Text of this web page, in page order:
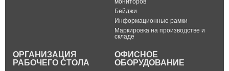
мониторов
Бейджи
Информационные рамки
Маркировка на производстве и
складе
ОРГАНИЗАЦИЯ
РАБОЧЕГО СТОЛА
ОФИСНОЕ
ОБОРУДОВАНИЕ